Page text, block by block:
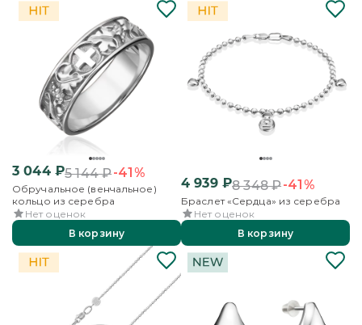
3 044₽5 144₽-41%
Обручальное (венчальное)
кольцо из серебра
Нет оценок
В корзину
4 939₽8 348₽-41%
Браслет «Сердца» из серебра
Нет оценок
В корзину